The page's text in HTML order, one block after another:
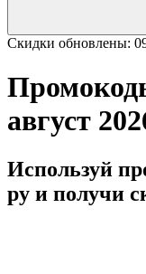
Скидки обновлены:
август
Используй
ру и получи